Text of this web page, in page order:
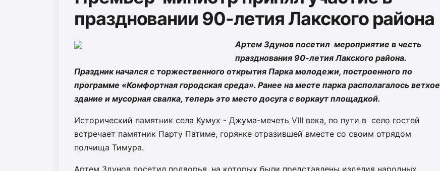
праздновании 90-летия Лакского района
Артем Здунов посетил мероприятие в честь
празднования 90-летия Лакского района.
Праздник начался с торжественного открытия Парка молодежи, построенного по
программе «Комфортная городская среда». Ранее на месте парка располагалось ветхое
здание и мусорная свалка, теперь это место досуга с воркаут площадкой.
Исторический памятник села Кумух - Джума-мечеть VIII века, по пути в село гостей
встречает памятник Парту Патиме, горянке отразившей вместе со своим отрядом
полчища Тимура.